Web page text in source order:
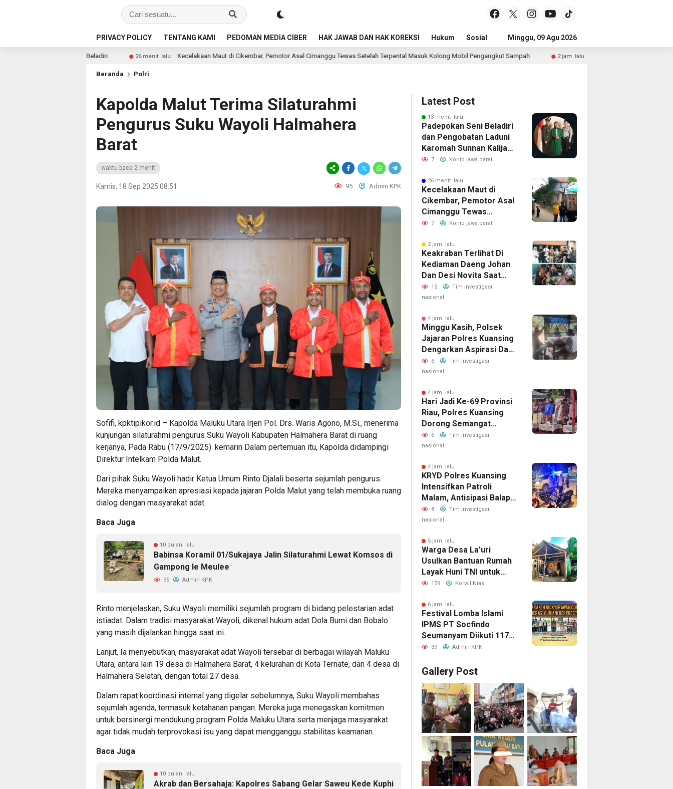
PRIVACY POLICY TENTANG KAMI PEDOMAN MEDIA CIBER HAK JAWAB DAN HAK KOREKSI Hukum Sosial Pendidikan Politik
Minggu, 09 Agu 2026
26 menit lalu Kecelakaan Maut di Cikembar, Pemotor Asal Cimanggu Tewas Setelah Terpental Masuk Kolong Mobil Pengangkut Sampah 2 jam lalu Keakraban Terlihat Di Kediaman Daeng Johan Dan
Beranda Polri
Kapolda Malut Terima Silaturahmi
Pengurus Suku Wayoli Halmahera
Barat
waktu baca 2 menit
Kamis, 18 Sep 2025 08:51 95 Admin KPK
Sofifi, kpktipikor.id – Kapolda Maluku Utara Irjen Pol. Drs. Waris Agono, M.Si., menerima
kunjungan silaturahmi pengurus Suku Wayoli Kabupaten Halmahera Barat di ruang
kerjanya, Pada Rabu (17/9/2025). kemarin Dalam pertemuan itu, Kapolda didampingi
Direktur Intelkam Polda Malut.
Dari pihak Suku Wayoli hadir Ketua Umum Rinto Djalali beserta sejumlah pengurus.
Mereka menyampaikan apresiasi kepada jajaran Polda Malut yang telah membuka ruang
dialog dengan masyarakat adat.
Baca Juga
10 bulan lalu
Babinsa Koramil 01/Sukajaya Jalin Silaturahmi Lewat Komsos di
Gampong Ie Meulee
95 Admin KPK
Rinto menjelaskan, Suku Wayoli memiliki sejumlah program di bidang pelestarian adat
istiadat. Dalam tradisi masyarakat Wayoli, dikenal hukum adat Dola Bumi dan Bobalo
yang masih dijalankan hingga saat ini.
Lanjut, Ia menyebutkan, masyarakat adat Wayoli tersebar di berbagai wilayah Maluku
Utara, antara lain 19 desa di Halmahera Barat, 4 kelurahan di Kota Ternate, dan 4 desa di
Halmahera Selatan, dengan total 27 desa.
Dalam rapat koordinasi internal yang digelar sebelumnya, Suku Wayoli membahas
sejumlah agenda, termasuk ketahanan pangan. Mereka juga menegaskan komitmen
untuk bersinergi mendukung program Polda Maluku Utara serta menjaga masyarakat
agar tidak mudah terprovokasi isu yang dapat mengganggu stabilitas keamanan.
Baca Juga
10 bulan lalu
Akrab dan Bersahaja: Kapolres Sabang Gelar Saweu Kede Kuphi
Latest Post
13 menit lalu
Padepokan Seni Beladiri
dan Pengobatan Laduni
Karomah Sunnan Kalijaga
Buka Ijazah Ilmu Laduni
7 Korlip jawa barat
26 menit lalu
Kecelakaan Maut di
Cikembar, Pemotor Asal
Cimanggu Tewas
Setelah Terpental Masuk
Pengangkut Sampah
7 Korlip jawa barat
2 jam lalu
Keakraban Terlihat Di
Kediaman Daeng Johan
Dan Desi Novita Saat
Puluhan Awak Media
Hadir Dalam Rangka
Lalu Lintas Sekaligus
Doa Syukuran
Menempati Rumah Baru
15
Tim investigasi
nasional
4 jam lalu
Minggu Kasih, Polsek
Jajaran Polres Kuansing
Dengarkan Aspirasi Dan
Keluhan Masyarakat
6
Tim investigasi
nasional
4 jam lalu
Hari Jadi Ke-69 Provinsi
Riau, Polres Kuansing
Dorong Semangat
Bersama Jaga
Lingkungan Dan Marwah
6
Tim investigasi
nasional
4 jam lalu
KRYD Polres Kuansing
Intensifkan Patroli
Malam, Antisipasi Balap
Liar Dan Gangguan
Kamtibmas
8
Tim investigasi
nasional
5 jam lalu
Warga Desa La’uri
Usulkan Bantuan Rumah
Layak Huni TNI untuk
Nares Zandroto
159 Korwil Nias
6 jam lalu
Festival Lomba Islami
IPMS PT Socfindo
Seumanyam Diikuti 117
Pelajar, H. Ricky Dorong
Berprestasi
39 Admin KPK
Gallery Post